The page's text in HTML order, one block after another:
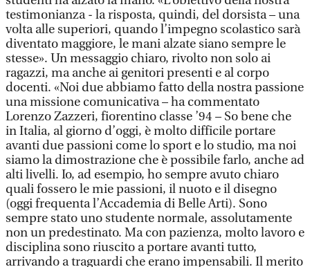
testimonianza - la risposta, quindi, del dorsista – una
volta alle superiori, quando l’impegno scolastico sarà
diventato maggiore, le mani alzate siano sempre le
stesse». Un messaggio chiaro, rivolto non solo ai
ragazzi, ma anche ai genitori presenti e al corpo
docenti. «Noi due abbiamo fatto della nostra passione
una missione comunicativa – ha commentato
Lorenzo Zazzeri, fiorentino classe ’94 – So bene che
in Italia, al giorno d’oggi, è molto difficile portare
avanti due passioni come lo sport e lo studio, ma noi
siamo la dimostrazione che è possibile farlo, anche ad
alti livelli. Io, ad esempio, ho sempre avuto chiaro
quali fossero le mie passioni, il nuoto e il disegno
(oggi frequenta l’Accademia di Belle Arti). Sono
sempre stato uno studente normale, assolutamente
non un predestinato. Ma con pazienza, molto lavoro e
disciplina sono riuscito a portare avanti tutto,
arrivando a traguardi che erano impensabili. Il merito